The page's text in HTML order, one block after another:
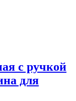
с ручкой
для